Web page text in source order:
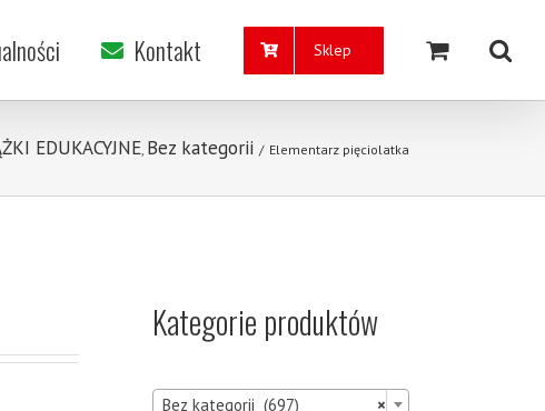
Kontakt Sklep
EDUKACYJNE, Bez kategorii / Elementarz pięciolatka
Kategorie produktów
×
Bez kategorii (697)